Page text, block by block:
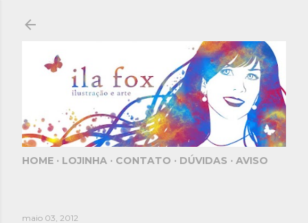
HOME LOJINHA CONTATO DÚVIDAS AVISO
maio 03, 2012